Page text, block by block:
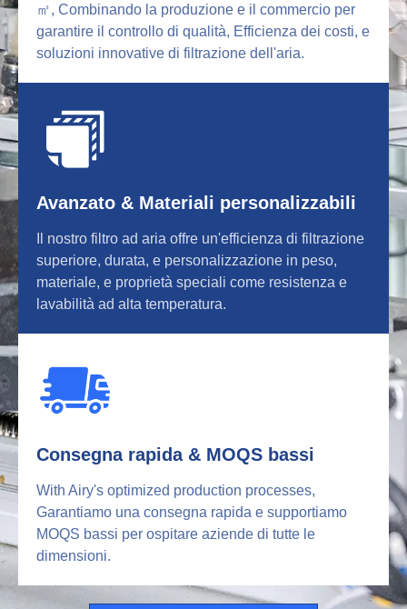
㎡, Combinando la produzione e il commercio per
garantire il controllo di qualità, Efficienza dei costi, e
soluzioni innovative di filtrazione dell'aria.
Avanzato & Materiali personalizzabili
Il nostro filtro ad aria offre un'efficienza di filtrazione
superiore, durata, e personalizzazione in peso,
materiale, e proprietà speciali come resistenza e
lavabilità ad alta temperatura.
Consegna rapida & MOQS bassi
With Airy's optimized production processes,
Garantiamo una consegna rapida e supportiamo
MOQS bassi per ospitare aziende di tutte le
dimensioni.